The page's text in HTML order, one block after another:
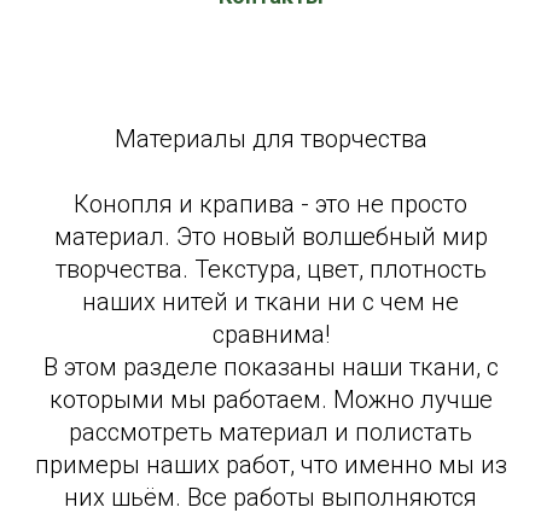
Материалы для творчества
Конопля и крапива - это не просто
материал. Это новый волшебный мир
творчества. Текстура, цвет, плотность
наших нитей и ткани ни с чем не
сравнима!
В этом разделе показаны наши ткани, с
которыми мы работаем. Можно лучше
рассмотреть материал и полистать
примеры наших работ, что именно мы из
них шьём. Все работы выполняются